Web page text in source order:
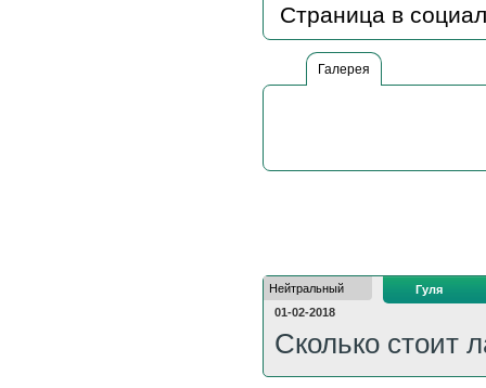
Страница в
Галерея
Нейтральный
01-02-2018
Гуля
Сколько стоит